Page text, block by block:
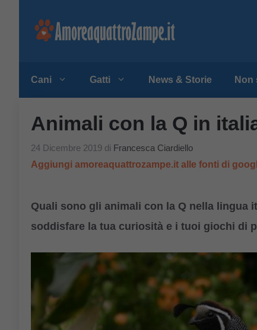
Cani Gatti News & Storie Non
Animali con la Q in
24 Dicembre 2019 di Francesca Ciardiello
Aggiungi amoreaquattrozampe.it alle fonti di
Quali sono gli animali con la Q nella lingua
soddisfare la tua curiosità e i tuoi giochi di